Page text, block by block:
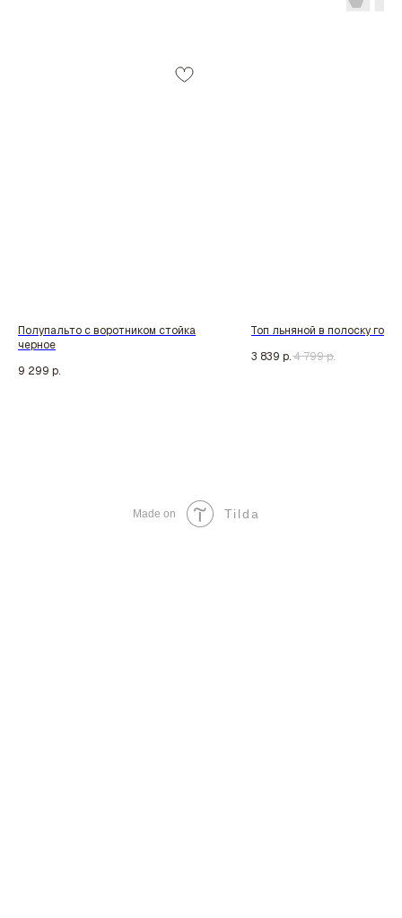
Полупальто с воротником стойка
черное
9 299 р.
Топ льняной в полоску
3 839 р.4 799р.
Made on Tilda